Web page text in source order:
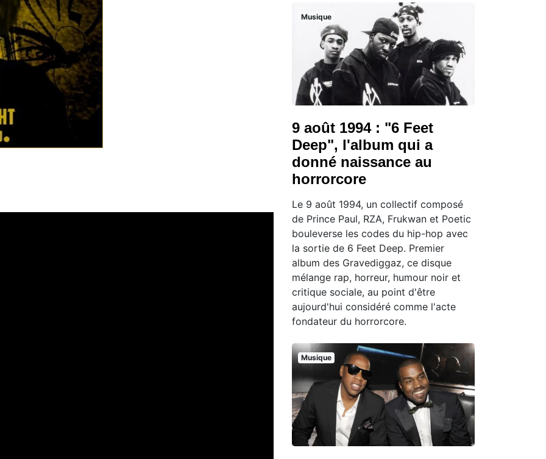
Musique
9 août 1994 : "6 Feet
Deep", l'album qui a
donné naissance au
horrorcore
Le 9 août 1994, un collectif composé
de Prince Paul, RZA, Frukwan et Poetic
bouleverse les codes du hip-hop avec
la sortie de 6 Feet Deep. Premier
album des Gravediggaz, ce disque
mélange rap, horreur, humour noir et
critique sociale, au point d'être
aujourd'hui considéré comme l'acte
fondateur du horrorcore.
Musique